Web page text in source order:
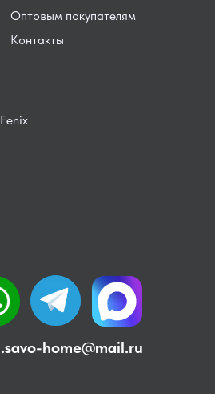
Оптовым покупателям
Контакты
home@mail.ru